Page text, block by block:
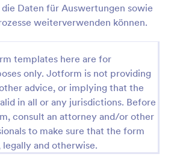
Daten für Auswertungen sowie
weiterverwenden können.
templates here are for
only. Jotform is not providing
advice, or implying that the
in all or any jurisdictions. Before
consult an attorney and/or other
to make sure that the form
and otherwise.
verwenden